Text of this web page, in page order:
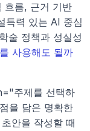
흐름, 근거 기반
득력 있는 AI 중심
술 정책과 성실성
사용해도 될까
주제를 선택하
을 담은 명확한
안을 작성할 때